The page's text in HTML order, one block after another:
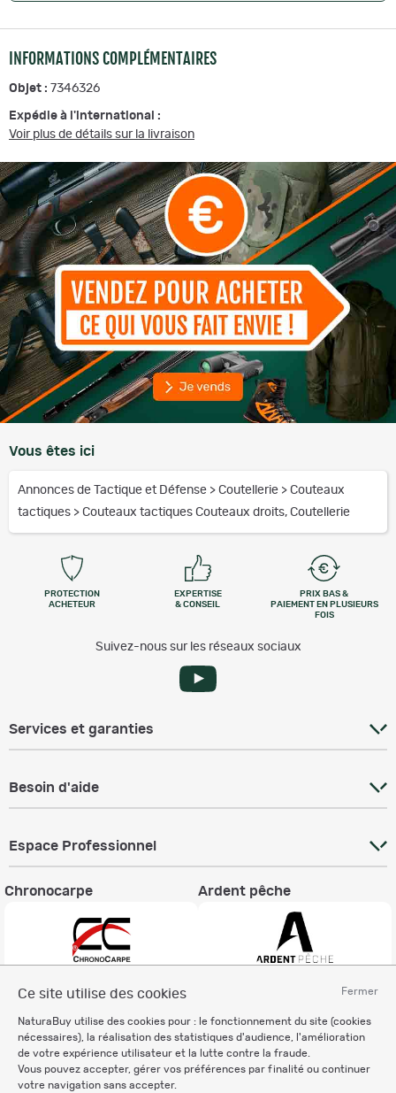
Fermer
Ce site utilise des cookies
NaturaBuy utilise des cookies pour : le fonctionnement du site (cookies
nécessaires), la réalisation des statistiques d'audience, l'amélioration
de votre expérience utilisateur et la lutte contre la fraude.
Vous pouvez accepter, gérer vos préférences par finalité ou continuer
votre navigation sans accepter.
INFORMATIONS COMPLÉMENTAIRES
Objet : 7346326
Expédie à l'international :
Voir plus de détails sur la livraison
Vous êtes ici
Annonces de Tactique et Défense > Coutellerie > Couteaux
tactiques > Couteaux tactiques Couteaux droits, Coutellerie
PROTECTION
ACHETEUR
EXPERTISE
& CONSEIL
PRIX BAS &
PAIEMENT EN PLUSIEURS
FOIS
Suivez-nous sur les réseaux sociaux
Services et garanties
Besoin d'aide
Espace Professionnel
Chronocarpe Ardent pêche
Charte éthique
Mentions légales
Règlement & Conditions d'utilisation
Politique de protection